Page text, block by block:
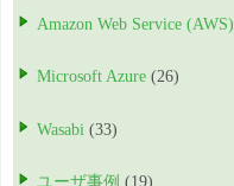
Amazon Web Service (AWS)
Microsoft Azure (26)
Wasabi (33)
ユーザ事例 (19)